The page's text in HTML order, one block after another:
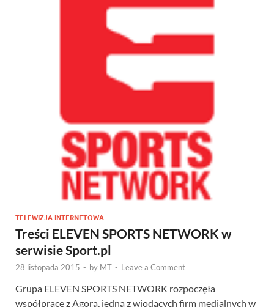
TELEWIZJA INTERNETOWA
Treści ELEVEN SPORTS NETWORK w
serwisie Sport.pl
28 listopada 2015 - by MT - Leave a Comment
Grupa ELEVEN SPORTS NETWORK rozpoczęła
współpracę z Agorą, jedną z wiodących firm medialnych w